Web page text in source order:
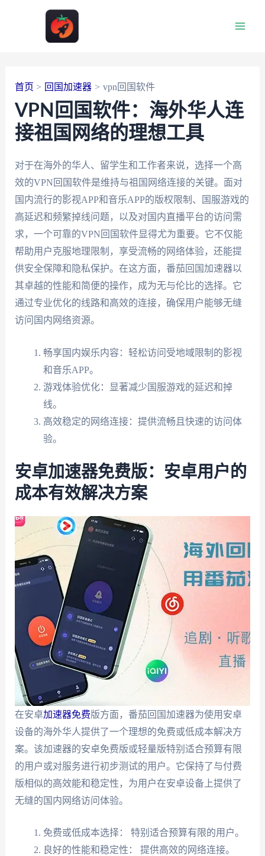
首页 回国加速器 vpn回国软件
VPN回国软件：海外华人连
接祖国网络的理想工具
对于在海外的华人、留学生和工作者来说，选择一个高
效的VPN回国软件是维持与祖国网络连接的关键。面对
国内流行的影视APP和音乐APP的版权限制、国服游戏的
高延迟和频繁掉线问题，以及对国内直播平台的访问需
求，一个可靠的VPN回国软件显得尤为重要。它不仅能
帮助用户克服地理限制，享受流畅的网络体验，还能提
供安全保障和隐私保护。在这方面，番茄回国加速器以
其卓越的性能和简便的操作，成为无与伦比的选择。它
通过专业优化的线路和高效的连接，确保用户能够无缝
访问国内网络资源。
畅享国内娱乐内容：轻松访问受地域限制的影视
和音乐APP。
游戏体验优化：显著减少国服游戏的延迟和掉
线。
高效稳定的网络连接：提供流畅且快速的访问体
验。
安卓加速器免费版：安卓用户的
成本有效解决方案
在安卓加速器免费版方面，番茄回国加速器为使用安卓
设备的海外华人提供了一个理想的免费或低成本解决方
案。该加速器的安卓免费版或轻量版特别适合预算有限
的用户或对服务进行初步测试的用户。它保持了与付费
版相似的高效能和稳定性，为用户在安卓设备上提供了
无缝的国内网络访问体验。
免费或低成本选择： 特别适合预算有限的用户。
良好的性能和稳定性： 提供高效的网络连接。